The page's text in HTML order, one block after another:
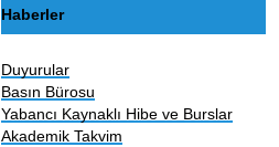
Haberler
Duyurular
Basın Bürosu
Yabancı Kaynaklı Hibe ve Burslar
Akademik Takvim